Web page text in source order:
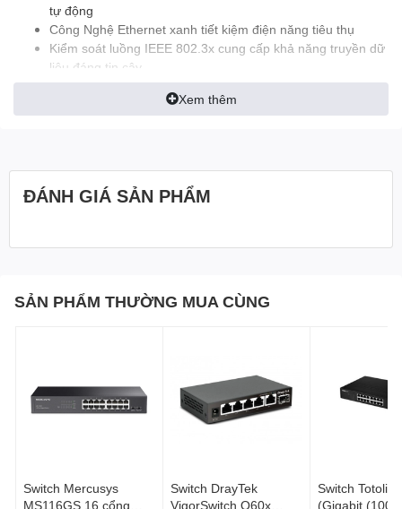
tự động
Công Nghệ Ethernet xanh tiết kiệm điện năng tiêu thụ
Kiểm soát luồng IEEE 802.3x cung cấp khả năng truyền dữ
liệu đáng tin cậy
Vỏ nhựa, thiết kế để bàn hoặc treo tường
Cắm và Sử Dụng, không cần cấu hình
Xem thêm
ĐÁNH GIÁ SẢN PHẨM
SẢN PHẨM THƯỜNG MUA CÙNG
Switch Mercusys
MS116GS 16 cổng
Switch DrayTek
VigorSwitch Q60x
Switch
(Gigabit